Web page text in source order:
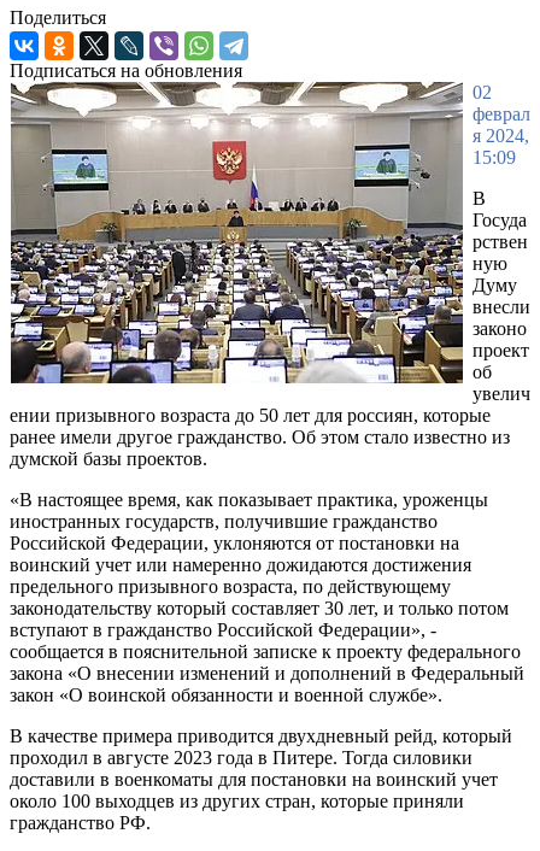
Поделиться
Подписаться на обновления
02
феврал
я 2024,
15:09
В
Госуда
рствен
ную
Думу
внесли
законо
проект
об
увелич
ении призывного возраста до 50 лет для россиян, которые
ранее имели другое гражданство. Об этом стало известно из
думской базы проектов.
«В настоящее время, как показывает практика, уроженцы
иностранных государств, получившие гражданство
Российской Федерации, уклоняются от постановки на
воинский учет или намеренно дожидаются достижения
предельного призывного возраста, по действующему
законодательству который составляет 30 лет, и только потом
вступают в гражданство Российской Федерации», -
сообщается в пояснительной записке к проекту федерального
закона «О внесении изменений и дополнений в Федеральный
закон «О воинской обязанности и военной службе».
В качестве примера приводится двухдневный рейд, который
проходил в августе 2023 года в Питере. Тогда силовики
доставили в военкоматы для постановки на воинский учет
около 100 выходцев из других стран, которые приняли
гражданство РФ.